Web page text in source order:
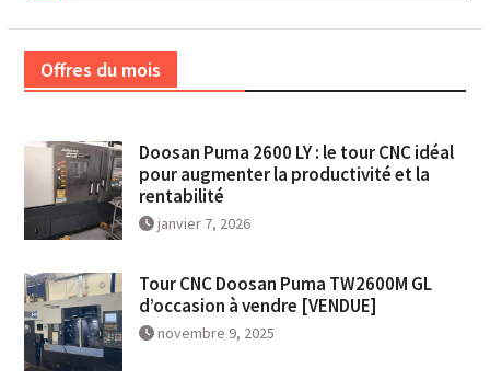
Offres du mois
Doosan Puma 2600 LY : le tour CNC idéal
pour augmenter la productivité et la
rentabilité
janvier 7, 2026
Tour CNC Doosan Puma TW2600M GL
d’occasion à vendre [VENDUE]
novembre 9, 2025